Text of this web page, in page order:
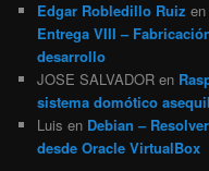
Edgar Robledillo Ruiz
Entrega VIII –
desarrollo
JOSE SALVADOR en
sistema domótico
Luis en Debian –
desde Oracle VirtualBox